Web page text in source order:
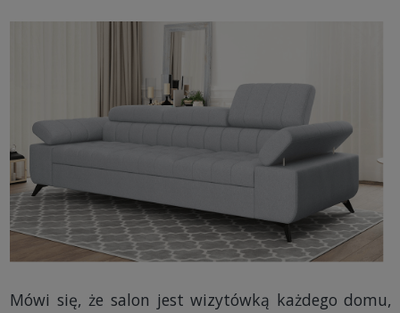
Mówi się, że salon jest wizytówką każdego domu,